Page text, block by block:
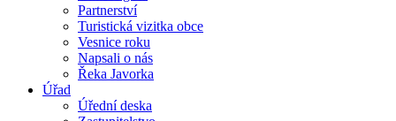
Partnerství
Turistická vizitka obce
Vesnice roku
Napsali o nás
Řeka Javorka
Úřad
Úřední deska